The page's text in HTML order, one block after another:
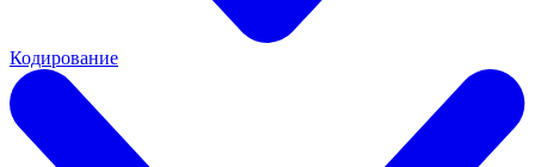
Кодирование